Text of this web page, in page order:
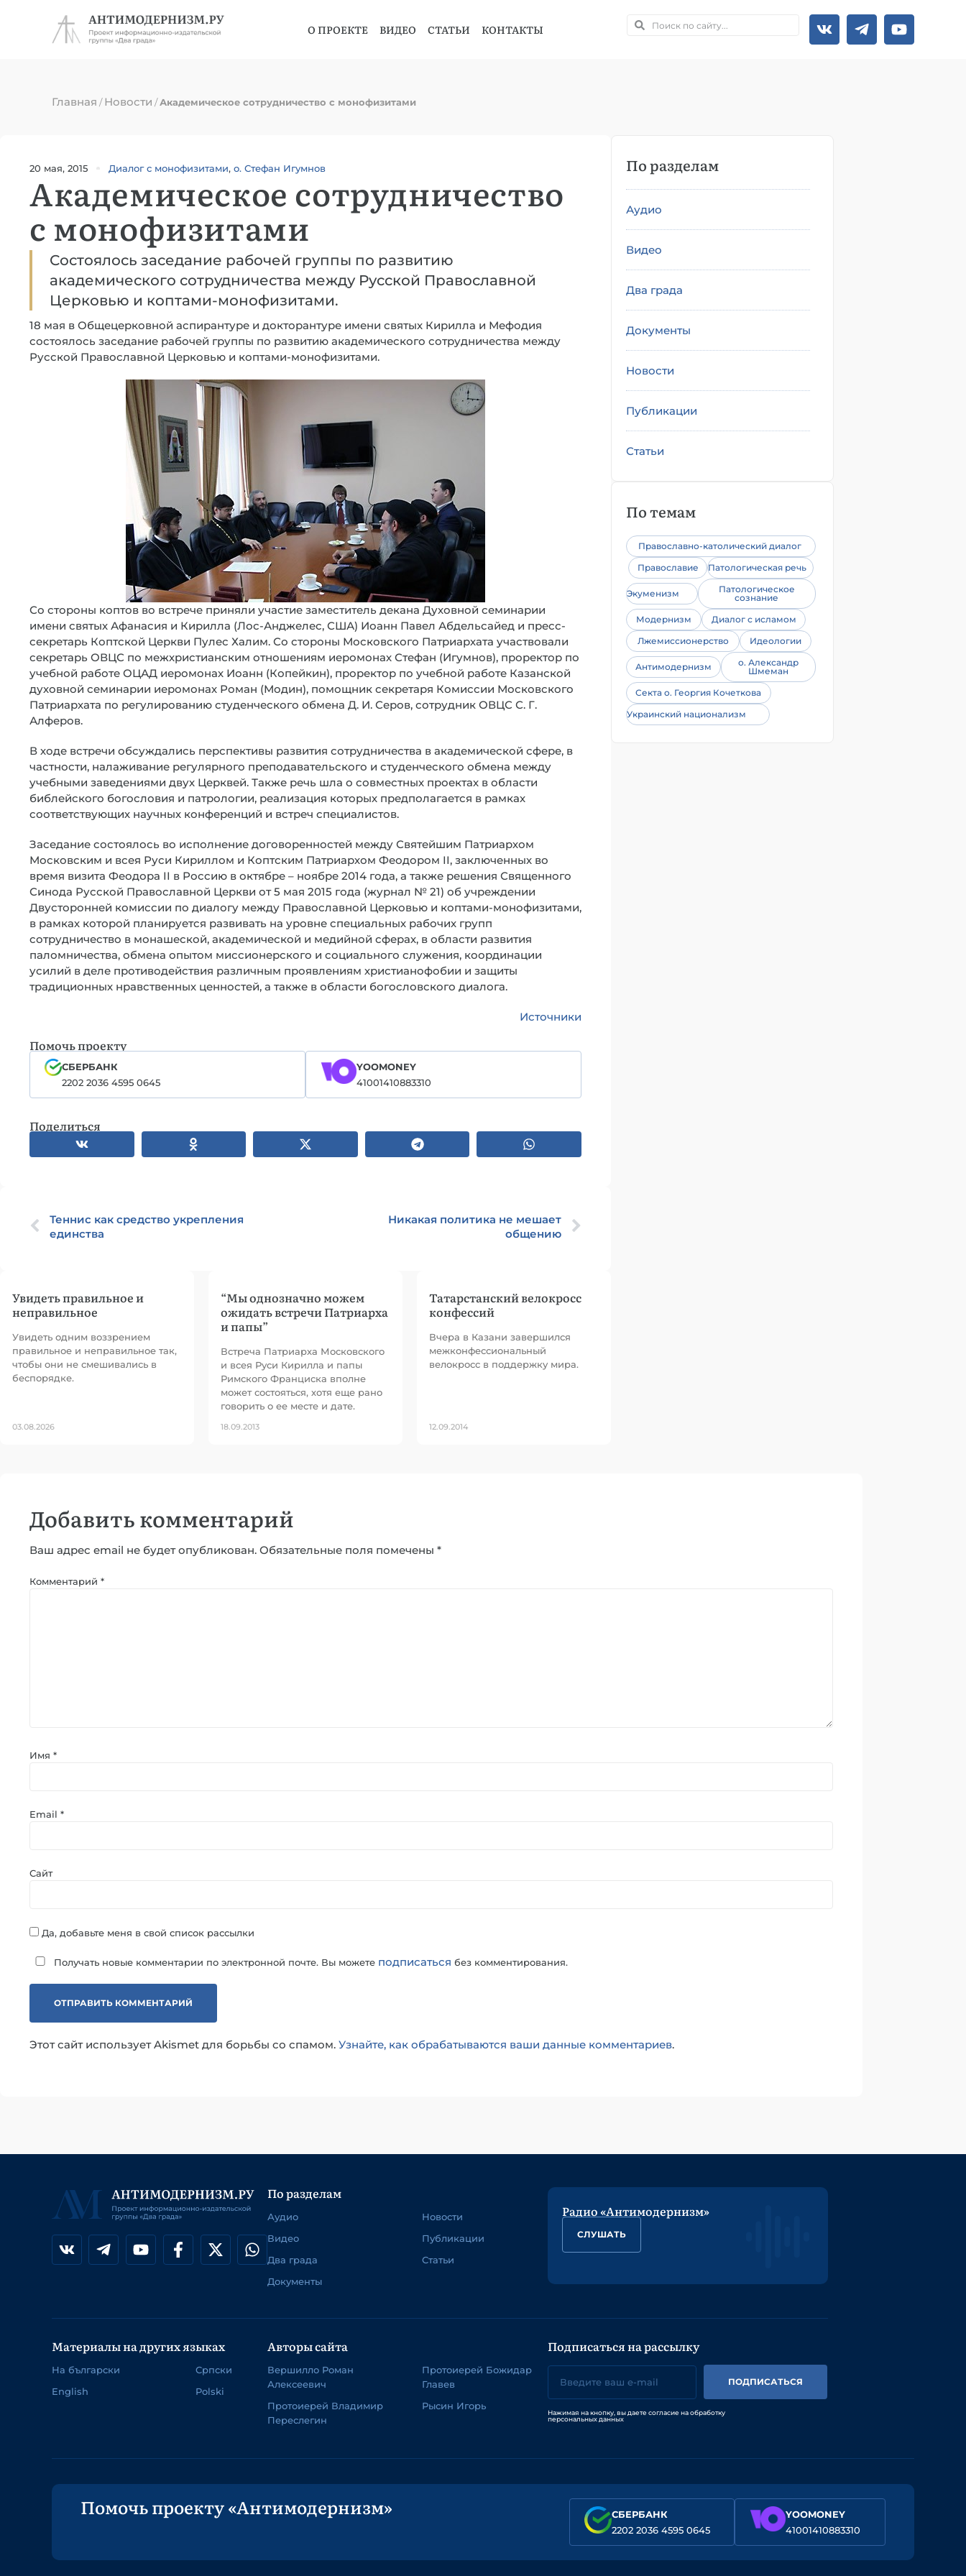
О ПРОЕКТЕ ВИДЕО СТАТЬИ КОНТАКТЫ
Главная /Новости /Академическое сотрудничество с монофизитами
20 мая, 2015 Диалог с монофизитами, о. Стефан Игумнов
Академическое сотрудничество
с монофизитами
Состоялось заседание рабочей группы по развитию
академического сотрудничества между Русской Православной
Церковью и коптами-монофизитами.
18 мая в Общецерковной аспирантуре и докторантуре имени святых Кирилла и Мефодия
состоялось заседание рабочей группы по развитию академического сотрудничества между
Русской Православной Церковью и коптами-монофизитами.
Со стороны коптов во встрече приняли участие заместитель декана Духовной семинарии
имени святых Афанасия и Кирилла (Лос-Анджелес, США) Иоанн Павел Абдельсайед и пресс-
секретарь Коптской Церкви Пулес Халим. Со стороны Московского Патриархата участвовали
секретарь ОВЦС по межхристианским отношениям иеромонах Стефан (Игумнов), проректор по
учебной работе ОЦАД иеромонах Иоанн (Копейкин), проректор по учебной работе Казанской
духовной семинарии иеромонах Роман (Модин), помощник секретаря Комиссии Московского
Патриархата по регулированию студенческого обмена Д. И. Серов, сотрудник ОВЦС С. Г.
Алферов.
В ходе встречи обсуждались перспективы развития сотрудничества в академической сфере, в
частности, налаживание регулярного преподавательского и студенческого обмена между
учебными заведениями двух Церквей. Также речь шла о совместных проектах в области
библейского богословия и патрологии, реализация которых предполагается в рамках
соответствующих научных конференций и встреч специалистов.
Заседание состоялось во исполнение договоренностей между Святейшим Патриархом
Московским и всея Руси Кириллом и Коптским Патриархом Феодором II, заключенных во
время визита Феодора II в Россию в октябре – ноябре 2014 года, а также решения Священного
Синода Русской Православной Церкви от 5 мая 2015 года (журнал № 21) об учреждении
Двусторонней комиссии по диалогу между Православной Церковью и коптами-монофизитами,
в рамках которой планируется развивать на уровне специальных рабочих групп
сотрудничество в монашеской, академической и медийной сферах, в области развития
паломничества, обмена опытом миссионерского и социального служения, координации
усилий в деле противодействия различным проявлениям христианофобии и защиты
традиционных нравственных ценностей, а также в области богословского диалога.
Источники
Помочь проекту
СБЕРБАНК
2202 2036 4595 0645
YOOMONEY
41001410883310
Поделиться
Теннис как средство укрепления
единства
Никакая политика не мешает
общению
Увидеть правильное и
неправильное
Увидеть одним воззрением
правильное и неправильное так,
чтобы они не смешивались в
беспорядке.
03.08.2026
“Мы однозначно можем
ожидать встречи Патриарха
и папы”
Встреча Патриарха Московского
и всея Руси Кирилла и папы
Римского Франциска вполне
может состояться, хотя еще рано
говорить о ее месте и дате.
18.09.2013
Татарстанский велокросс
конфессий
Вчера в Казани завершился
межконфессиональный
велокросс в поддержку мира.
12.09.2014
По разделам
Аудио
Видео
Два града
Документы
Новости
Публикации
Статьи
По темам
Православно-католический диалог
Православие
Патологическая речь
Экуменизм
Патологическое
сознание
Модернизм
Диалог с исламом
Лжемиссионерство
Идеологии
Антимодернизм
о. Александр
Шмеман
Секта о. Георгия Кочеткова
Украинский национализм
Добавить комментарий
Ваш адрес email не будет опубликован. Обязательные поля помечены *
Комментарий *
Имя *
Email *
Сайт
Да, добавьте меня в свой список рассылки
Получать новые комментарии по электронной почте. Вы можете подписаться без комментирования.
Этот сайт использует Akismet для борьбы со спамом. Узнайте, как обрабатываются ваши данные комментариев.
По разделам
Аудио
Видео
Два града
Документы
Новости
Публикации
Статьи
Радио «Антимодернизм»
СЛУШАТЬ
Материалы на других языках
На български
English
Српски
Polski
Авторы сайта
Вершилло Роман
Алексеевич
Протоиерей Владимир
Переслегин
Протоиерей Божидар
Главев
Рысин Игорь
Подписаться на рассылку
ПОДПИСАТЬСЯ
Нажимая на кнопку, вы даете согласие на обработку
персональных данных
Помочь проекту «Антимодернизм»
СБЕРБАНК
2202 2036 4595 0645
YOOMONEY
41001410883310